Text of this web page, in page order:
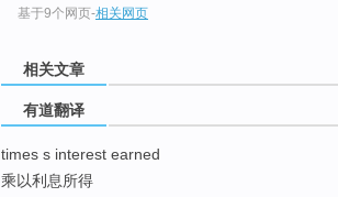
基于9个网页-相关网页
相关文章
有道翻译
times s interest earned
乘以利息所得